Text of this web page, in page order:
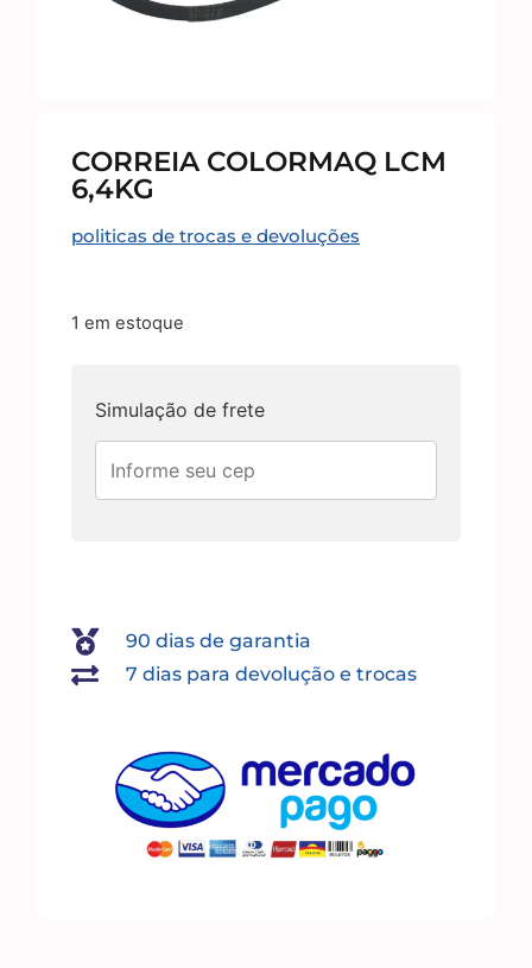
CORREIA COLORMAQ LCM
6,4KG
politicas de trocas e devoluções
1 em estoque
Simulação de frete
90 dias de garantia
7 dias para devolução e trocas